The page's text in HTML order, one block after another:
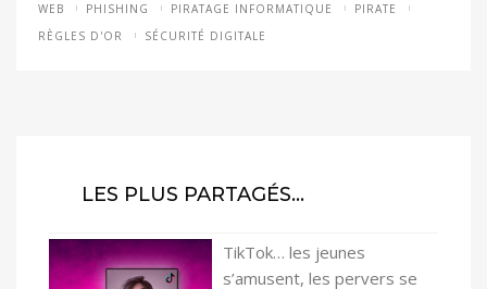
WEB
PHISHING PIRATAGE INFORMATIQUE
PIRATE
RÈGLES D'OR
SÉCURITÉ DIGITALE
LES PLUS PARTAGÉS…
TikTok… les jeunes
s’amusent, les pervers se